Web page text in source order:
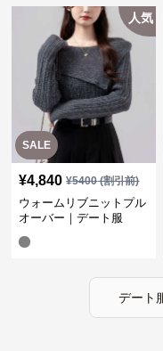
SALE
人気
¥4,840 ¥5400(割引前)
ウォームリブニットプル
オーバー｜デート服
デート